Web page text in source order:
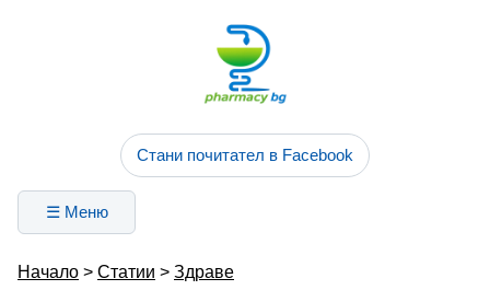
Стани почитател в Facebook
☰ Меню
Начало > Статии > Здраве